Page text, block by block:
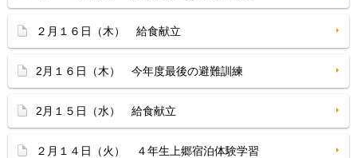
２月１６日（木） 給食献立
2月１６日（木） 今年度最後の避難訓練
2月１５日（水） 給食献立
２月１４日（火） ４年生上郷宿泊体験学習